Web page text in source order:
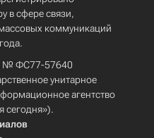
в сфере связи,
коммуникаций
№ ФС77-57640
унитарное
агентство
сегодня»).